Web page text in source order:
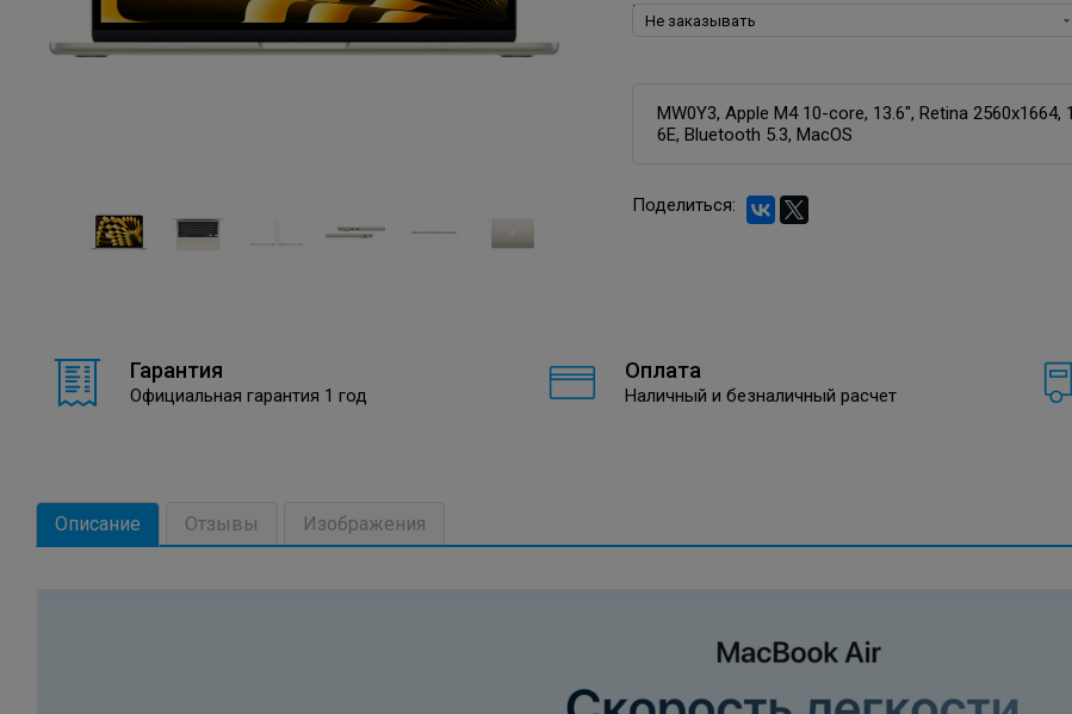
Программное обеспечение для OS X:
MW0Y3, Apple M4 10-core, 13.6", Retina 2560x1664,
6E, Bluetooth 5.3, MacOS
Поделиться:
Гарантия
Официальная гарантия 1 год
Оплата
Наличный и безналичный расчет
Описание Отзывы Изображения